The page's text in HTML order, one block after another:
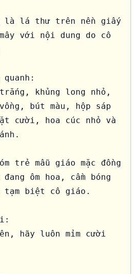
là lá thư trên nền giấy
với nội dung do cô
khủng long nhỏ,
bút màu, hộp sáp
cười, hoa cúc nhỏ và
trẻ mẫu giáo mặc đồng
ôm hoa, cầm bóng
tạm biệt cô giáo.
hãy luôn mỉm cười